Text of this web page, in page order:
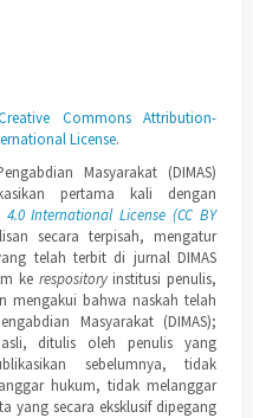
Commons Attribution-
License.
Masyarakat (DIMAS)
pertama kali dengan
International License (CC BY
secara terpisah, mengatur
telah terbit di jurnal DIMAS
ke respositoryinstitusi penulis,
mengakui bahwa naskah telah
Masyarakat (DIMAS);
ditulis oleh penulis yang
sebelumnya, tidak
hukum, tidak melanggar
yang secara eksklusif dipegang